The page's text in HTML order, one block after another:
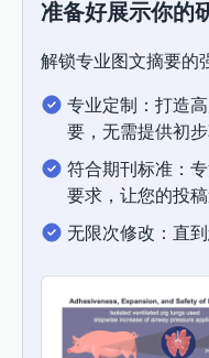
准备好展示你的
解锁专业图文摘要的
专业定制：打造
要，无需提供初步
符合期刊标准：
要求，让您的投
无限次修改：直